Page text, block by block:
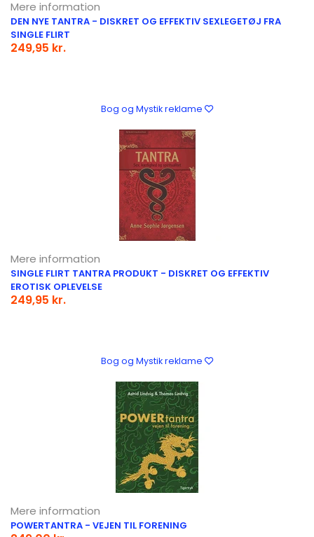
Mere information
DEN NYE TANTRA - DISKRET OG EFFEKTIV SEXLEGETØJ FRA
SINGLE FLIRT
249,95 kr.
Bog og Mystik reklame
Mere information
SINGLE FLIRT TANTRA PRODUKT - DISKRET OG EFFEKTIV
EROTISK OPLEVELSE
249,95 kr.
Bog og Mystik reklame
Mere information
POWERTANTRA - VEJEN TIL FORENING